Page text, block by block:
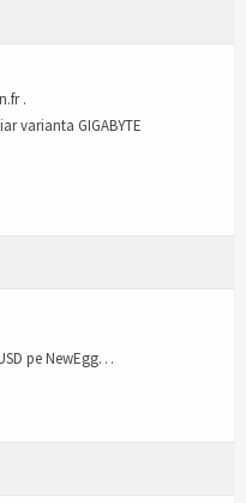
.
varianta GIGABYTE
pe NewEgg…